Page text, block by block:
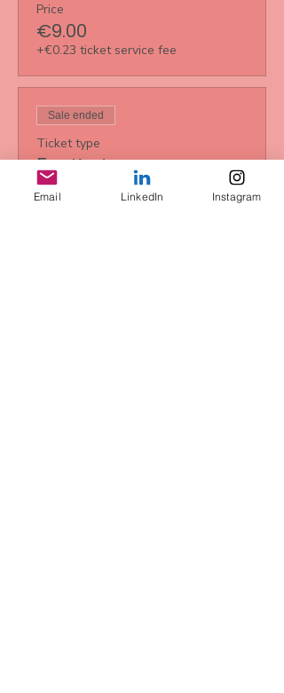
Price
€9.00
+€0.23 ticket service fee
Sale ended
Ticket type
5er Karte
More info
Email LinkedIn Instagram